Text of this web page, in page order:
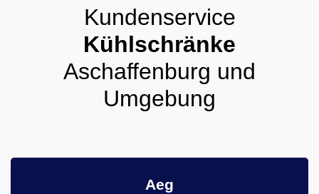
Kundenservice
Kühlschränke
Aschaffenburg und
Umgebung
Aeg